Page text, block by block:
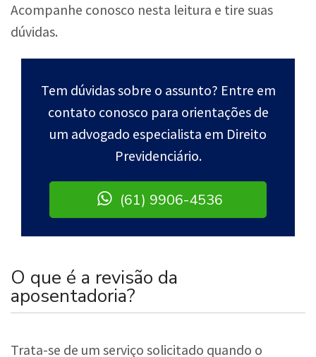
Acompanhe conosco nesta leitura e tire suas
dúvidas.
Tem dúvidas sobre o assunto? Entre em
contato conosco para orientações de
um advogado especialista em Direito
Previdenciário.
(61) 9906-4536
O que é a revisão da
aposentadoria?
Trata-se de um serviço solicitado quando o